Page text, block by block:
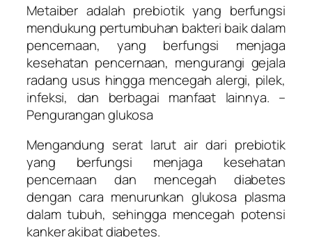
Metaiber adalah prebiotik yang berfungsi
mendukung pertumbuhan bakteri baik dalam
pencernaan, yang berfungsi menjaga
kesehatan pencernaan, mengurangi gejala
radang usus hingga mencegah alergi, pilek,
infeksi, dan berbagai manfaat lainnya. –
Pengurangan glukosa
Mengandung serat larut air dari prebiotik
yang berfungsi menjaga kesehatan
pencernaan dan mencegah diabetes
dengan cara menurunkan glukosa plasma
dalam tubuh, sehingga mencegah potensi
kanker akibat diabetes.